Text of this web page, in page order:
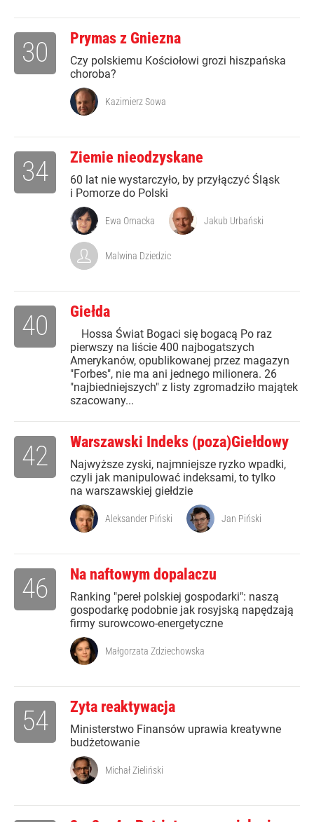
Prymas z Gniezna
Czy polskiemu Kościołowi grozi hiszpańska
choroba?
30
Kazimierz Sowa
Ziemie nieodzyskane
60 lat nie wystarczyło, by przyłączyć Śląsk
i Pomorze do Polski
34
Ewa Ornacka Jakub Urbański
Malwina Dziedzic
Giełda
Hossa Świat Bogaci się bogacą Po raz
pierwszy na liście 400 najbogatszych
Amerykanów, opublikowanej przez magazyn
"Forbes", nie ma ani jednego milionera. 26
"najbiedniejszych" z listy zgromadziło majątek
szacowany...
40
Warszawski Indeks (poza)Giełdowy
Najwyższe zyski, najmniejsze ryzko wpadki,
czyli jak manipulować indeksami, to tylko
na warszawskiej giełdzie
42
Aleksander Piński Jan Piński
Na naftowym dopalaczu
Ranking "pereł polskiej gospodarki": naszą
gospodarkę podobnie jak rosyjską napędzają
firmy surowcowo-energetyczne
46
Małgorzata Zdziechowska
Zyta reaktywacja
Ministerstwo Finansów uprawia kreatywne
budżetowanie
54
Michał Zieliński